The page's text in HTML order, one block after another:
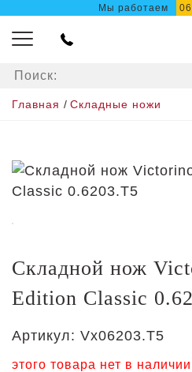
Мы работаем
Главная / Складные ножи
Складной нож
Edition Classic
Артикул: Vx06203.T5
этого товара нет в наличии